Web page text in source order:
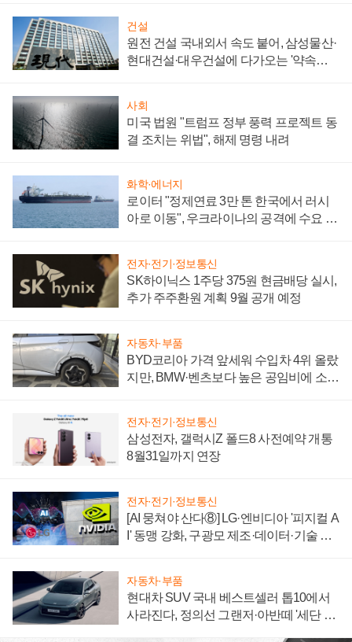
건설
원전 건설 국내외서 속도 붙어, 삼성물산·
현대건설·대우건설에 다가오는 '약속의
사회
미국 법원 "트럼프 정부 풍력 프로젝트 동
결 조치는 위법", 해제 명령 내려
화학·에너지
로이터 "정제연료 3만 톤 한국에서 러시
아로 이동", 우크라이나의 공격에 수요 늘
전자·전기·정보통신
SK하이닉스 1주당 375원 현금배당 실시,
추가 주주환원 계획 9월 공개 예정
자동차·부품
BYD코리아 가격 앞세워 수입차 4위 올랐
지만, BMW·벤츠보다 높은 공임비에 소비
전자·전기·정보통신
삼성전자, 갤럭시Z 폴드8 사전예약 개통
8월31일까지 연장
전자·전기·정보통신
[AI 뭉쳐야 산다⑧] LG·엔비디아 '피지컬 A
I' 동맹 강화, 구광모 제조·데이터·기술 결
자동차·부품
현대차 SUV 국내 베스트셀러 톱10에서
사라진다, 정의선 그랜저·아반떼 '세단 쌍